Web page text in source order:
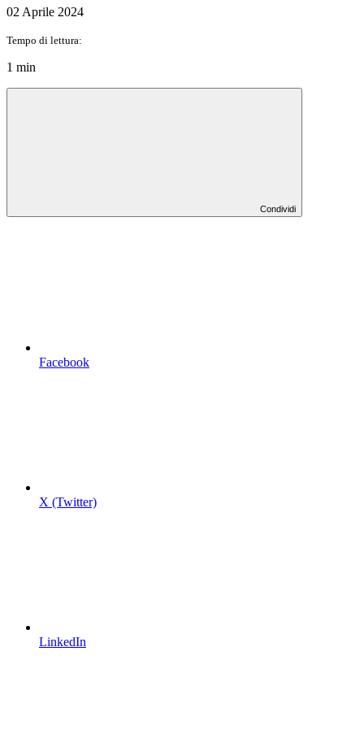
02 Aprile 2024
Tempo di lettura:
1 min
Condividi
Facebook
X (Twitter)
LinkedIn